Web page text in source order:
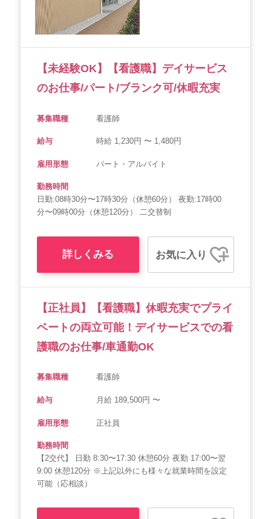
【未経験OK】【看護職】デイサービス
のお仕事/パート/ブランク可/休暇充実
募集職種 看護師
給与 時給 1,230円 〜 1,480円
雇用形態 パート・アルバイト
勤務時間
日勤:08時30分〜17時30分（休憩60分） 夜勤:17時00
分〜09時00分（休憩120分） 二交替制
詳しくみる お気に入り
【正社員】【看護職】休暇充実でプライ
ベートの両立可能！デイサービスでの看
護職のお仕事/車通勤OK
募集職種 看護師
給与 月給 189,500円 〜
雇用形態 正社員
勤務時間
【2交代】 日勤 8:30〜17:30 休憩60分 夜勤 17:00〜翌
9:00 休憩120分 ※上記以外にも様々な就業時間を設定
可能（応相談）